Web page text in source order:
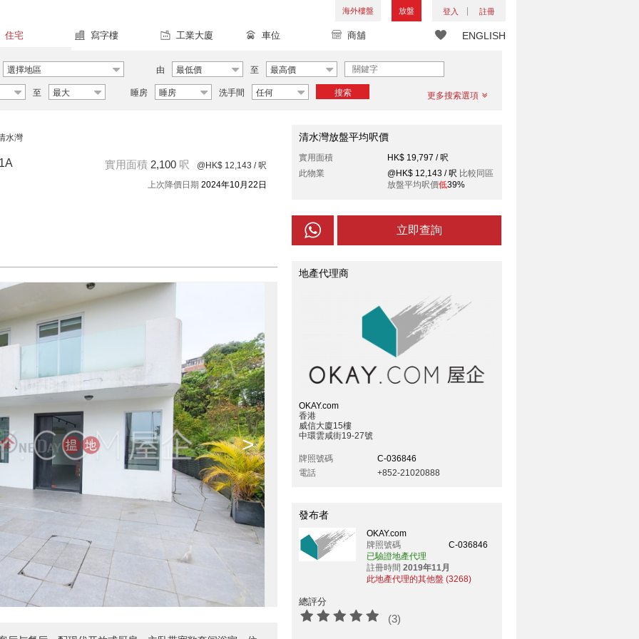
海外樓盤 放盤 登入 註冊
ENGLISH
住宅 寫字樓 工業大廈 車位 商舖
選擇地區 由 最低價 至 最高價
至 最大 睡房 睡房 洗手間 任何 搜索 更多搜索選項
水灣
實用面積 2,100 呎 @HK$ 12,143 / 呎
上次降價日期 2024年10月22日
>
清水灣放盤平均呎價
實用面積
HK$ 19,797 / 呎
此物業
@HK$ 12,143 / 呎 比較同區
放盤平均呎價低39%
立即查詢
地產代理商
OKAY.com
香港
威信大廈15樓
中環雲咸街19-27號
牌照號碼
C-036846
電話
+852-21020888
發布者
OKAY.com
牌照號碼
C-036846
已驗證地產代理
註冊時間 2019年11月
此地產代理的其他盤 (3268)
總評分
(3)